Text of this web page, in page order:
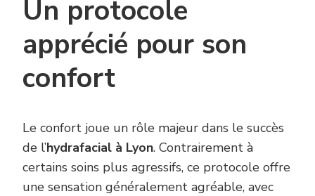
Un protocole
apprécié pour son
confort
Le confort joue un rôle majeur dans le succès
de l’hydrafacial à Lyon. Contrairement à
certains soins plus agressifs, ce protocole offre
une sensation généralement agréable, avec